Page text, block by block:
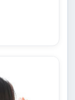
，边境线上